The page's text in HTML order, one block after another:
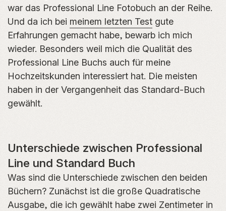
war das Professional Line Fotobuch an der Reihe.
Und da ich bei meinem letzten Test gute
Erfahrungen gemacht habe, bewarb ich mich
wieder. Besonders weil mich die Qualität des
Professional Line Buchs auch für meine
Hochzeitskunden interessiert hat. Die meisten
haben in der Vergangenheit das Standard-Buch
gewählt.
Unterschiede zwischen Professional
Line und Standard Buch
Was sind die Unterschiede zwischen den beiden
Büchern? Zunächst ist die große Quadratische
Ausgabe, die ich gewählt habe zwei Zentimeter in